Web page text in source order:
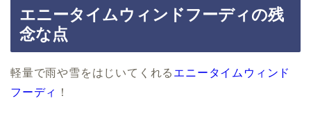
エニータイムウィンドフーディの残
念な点
軽量で雨や雪をはじいてくれる エニータイムウィンド
フーディ
！